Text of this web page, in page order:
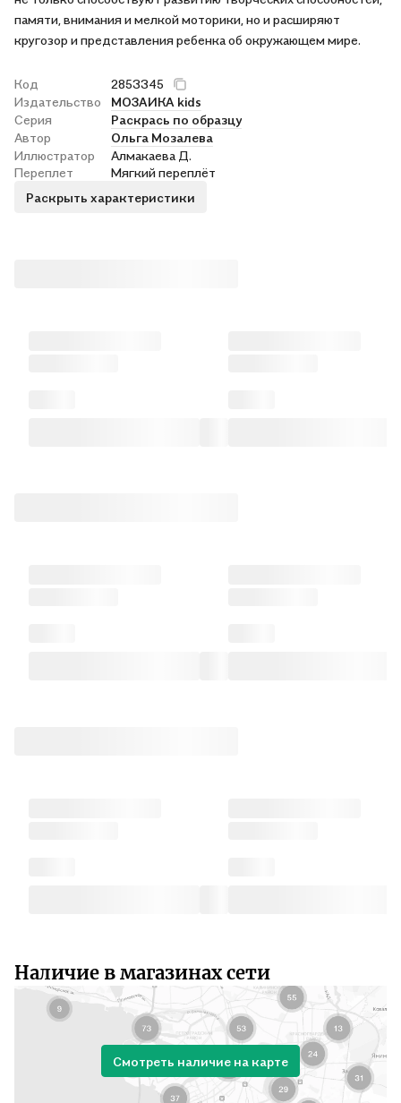
памяти, внимания и мелкой моторики, но и расширяют
кругозор и представления ребенка об окружающем мире.
Код
2853345
Издательство
МОЗАИКА kids
Серия
Раскрась по образцу
Автор
Ольга Мозалева
Иллюстратор
Алмакаева Д.
Переплет
Мягкий переплёт
Раскрыть характеристики
Наличие в магазинах сети
Смотреть наличие на карте